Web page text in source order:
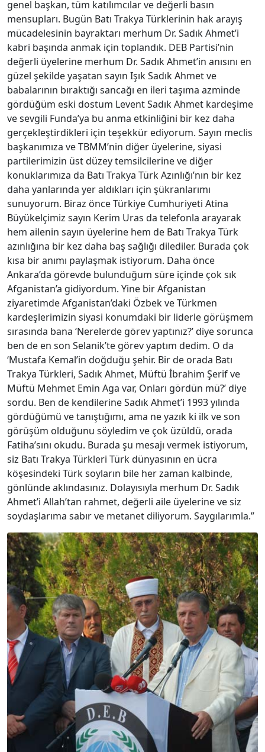
genel başkan, tüm katılımcılar ve değerli basın
mensupları. Bugün Batı Trakya Türklerinin hak arayış
mücadelesinin bayraktarı merhum Dr. Sadık Ahmet’i
kabri başında anmak için toplandık. DEB Partisi’nin
değerli üyelerine merhum Dr. Sadık Ahmet’in anısını en
güzel şekilde yaşatan sayın Işık Sadık Ahmet ve
babalarının bıraktığı sancağı en ileri taşıma azminde
gördüğüm eski dostum Levent Sadık Ahmet kardeşime
ve sevgili Funda’ya bu anma etkinliğini bir kez daha
gerçekleştirdikleri için teşekkür ediyorum. Sayın meclis
başkanımıza ve TBMM’nin diğer üyelerine, siyasi
partilerimizin üst düzey temsilcilerine ve diğer
konuklarımıza da Batı Trakya Türk Azınlığı’nın bir kez
daha yanlarında yer aldıkları için şükranlarımı
sunuyorum. Biraz önce Türkiye Cumhuriyeti Atina
Büyükelçimiz sayın Kerim Uras da telefonla arayarak
hem ailenin sayın üyelerine hem de Batı Trakya Türk
azınlığına bir kez daha baş sağlığı dilediler. Burada çok
kısa bir anımı paylaşmak istiyorum. Daha önce
Ankara’da görevde bulunduğum süre içinde çok sık
Afganistan’a gidiyordum. Yine bir Afganistan
ziyaretimde Afganistan’daki Özbek ve Türkmen
kardeşlerimizin siyasi konumdaki bir liderle görüşmem
sırasında bana ‘Nerelerde görev yaptınız?’ diye sorunca
ben de en son Selanik’te görev yaptım dedim. O da
‘Mustafa Kemal’in doğduğu şehir. Bir de orada Batı
Trakya Türkleri, Sadık Ahmet, Müftü İbrahim Şerif ve
Müftü Mehmet Emin Aga var, Onları gördün mü?’ diye
sordu. Ben de kendilerine Sadık Ahmet’i 1993 yılında
gördüğümü ve tanıştığımı, ama ne yazık ki ilk ve son
görüşüm olduğunu söyledim ve çok üzüldü, orada
Fatiha’sını okudu. Burada şu mesajı vermek istiyorum,
siz Batı Trakya Türkleri Türk dünyasının en ücra
köşesindeki Türk soyların bile her zaman kalbinde,
gönlünde aklındasınız. Dolayısıyla merhum Dr. Sadık
Ahmet’i Allah’tan rahmet, değerli aile üyelerine ve siz
soydaşlarıma sabır ve metanet diliyorum. Saygılarımla.”